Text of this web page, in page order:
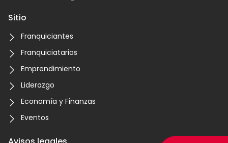
Sitio
Franquiciantes
Franquiciatarios
Emprendimiento
Liderazgo
Economía y Finanzas
Eventos